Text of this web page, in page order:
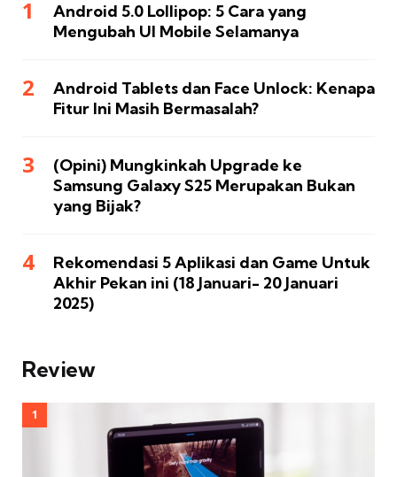
Android 5.0 Lollipop: 5 Cara yang
Mengubah UI Mobile Selamanya
Android Tablets dan Face Unlock: Kenapa
Fitur Ini Masih Bermasalah?
(Opini) Mungkinkah Upgrade ke
Samsung Galaxy S25 Merupakan Bukan
yang Bijak?
Rekomendasi 5 Aplikasi dan Game Untuk
Akhir Pekan ini (18 Januari- 20 Januari
2025)
Review